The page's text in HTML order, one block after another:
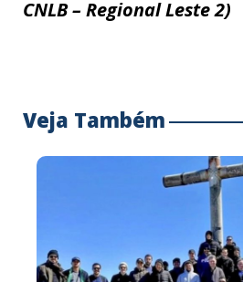
CNLB – Regional Leste 2)
Veja Também